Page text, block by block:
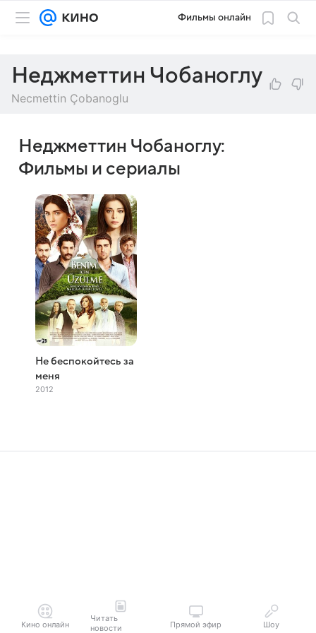
Фильмы онлайн
Неджметтин Чобаноглу
Necmettin Çobanoglu
Неджметтин Чобаноглу:
Фильмы и сериалы
Не беспокойтесь за
меня
2012
Кино онлайн
Читать
новости
Прямой эфир Шоу